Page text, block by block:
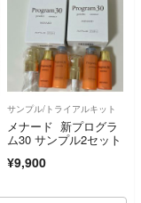
サンプル/トライアルキット
メナード 新プログラ
ム30 サンプル2セット
¥9,900